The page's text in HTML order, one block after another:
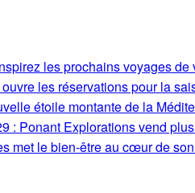
les prochains voyages de
les réservations pour la
étoile montante de la
: Ponant Explorations vend
met le bien-être au cœur de